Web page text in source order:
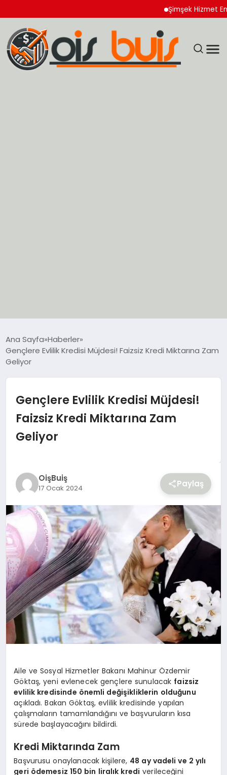
Şimşek Hizmet
EKONOMİ
SIYASET
SPOR
Ana Sayfa Haberler
Gençlere Evlilik Kredisi Müjdesi! Faizsiz Kredi Miktarına Zam
Geliyor
Gençlere Evlilik Kredisi Müjdesi!
Faizsiz Kredi Miktarına Zam
Geliyor
OişBuiş
17 Ocak 2024 Paylaş
Aile ve Sosyal Hizmetler Bakanı Mahinur Özdemir
Göktaş, yeni evlenecek gençlere sunulacak faizsiz
evlilik kredisinde önemli değişikliklerin olduğunu
açıkladı. Bakan Göktaş, evlilik kredisinde yapılan
çalışmaların tamamlandığını ve başvuruların kısa
sürede başlayacağını bildirdi.
Kredi Miktarında Zam
Başvurusu onaylanacak kişilere, 48 ay vadeli ve 2 yılı
geri ödemesiz 150 bin liralık kredi verileceğini